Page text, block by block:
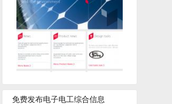
免费发布电子电工综合信息